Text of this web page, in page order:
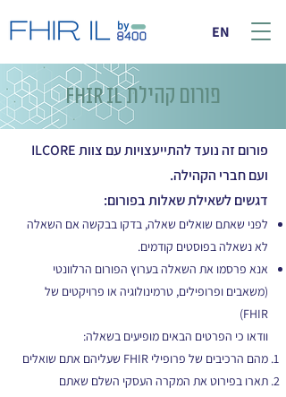
EN
פורום קהילת FHIR IL
פורום זה נועד להתייעצויות עם צוות ILCORE
ועם חברי הקהילה.
דגשים לשאילת שאלות בפורום:
לפני שאתם שואלים שאלה, בדקו בבקשה אם השאלה
לא נשאלה בפוסטים קודמים.
אנא פרסמו את השאלה בערוץ הפורום הרלוונטי
(משאבים ופרופילים, טרמינולוגיה או פרויקטים של
FHIR)
וודאו כי הפרטים הבאים מופיעים בשאלה:
מהם הרכיבים של פרופילי FHIR שעליהם אתם שואלים
תארו בפירוט את המקרה העסקי השלם שאתם